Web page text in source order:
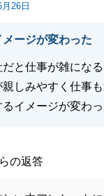
26日
ージが変わった
と仕事が雑になる
しみやすく仕事
イメージが変わっ
の返答